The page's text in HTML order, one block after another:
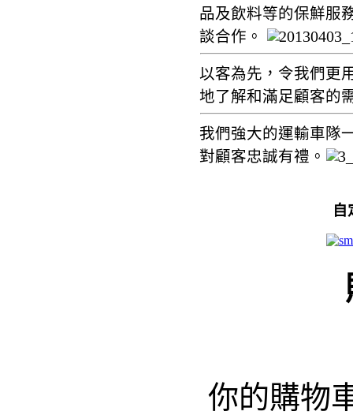
品及飲料等的保鮮服
談合作。
以客為先，令我們更
地了解和滿足顧客的
我們強大的運輸車隊
對顧客忠誠有禮。
自
你的購物